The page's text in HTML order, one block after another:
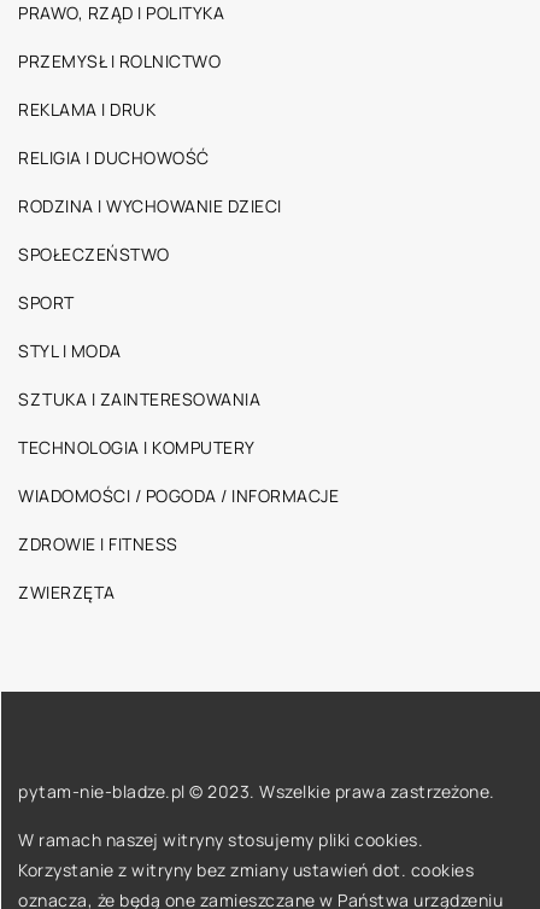
PRAWO, RZĄD I POLITYKA
PRZEMYSŁ I ROLNICTWO
REKLAMA I DRUK
RELIGIA I DUCHOWOŚĆ
RODZINA I WYCHOWANIE DZIECI
SPOŁECZEŃSTWO
SPORT
STYL I MODA
SZTUKA I ZAINTERESOWANIA
TECHNOLOGIA I KOMPUTERY
WIADOMOŚCI / POGODA / INFORMACJE
ZDROWIE I FITNESS
ZWIERZĘTA
pytam-nie-bladze.pl © 2023. Wszelkie prawa zastrzeżone.
W ramach naszej witryny stosujemy pliki cookies.
Korzystanie z witryny bez zmiany ustawień dot. cookies
oznacza, że będą one zamieszczane w Państwa urządzeniu